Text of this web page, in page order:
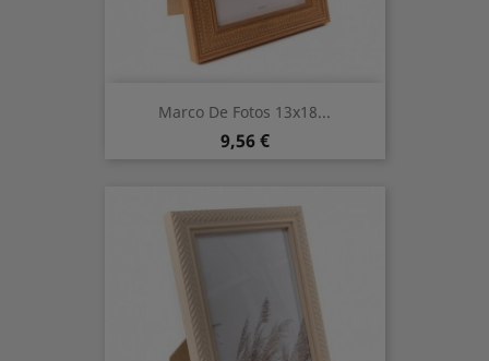
Marco De Fotos 13x18...
Prix
9,56 €